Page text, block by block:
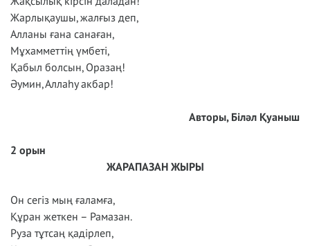
Жарлықаушы, жалғыз деп,
Алланы ғана санаған,
Мұхамметтің үмбеті,
Қабыл болсын, Оразаң!
Әумин, Аллаһу акбар!
Авторы, Біләл Қуаныш
2 орын
ЖАРАПАЗАН ЖЫРЫ
Он сегіз мың ғаламға,
Құран жеткен – Рамазан.
Руза тұтсаң қадірлеп,